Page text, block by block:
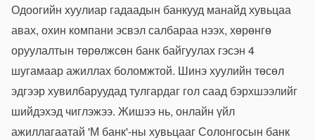
Одоогийн хуулиар гадаадын банкууд манайд хувьцаа
авах, охин компани эсвэл салбараа нээх, хөрөнгө
оруулалтын төрөлжсөн банк байгуулах гэсэн 4
шугамаар ажиллах боломжтой. Шинэ хуулийн төсөл
эдгээр хувилбаруудад тулгардаг гол саад бэрхшээлийг
шийдэхэд чиглэжээ. Жишээ нь, онлайн үйл
ажиллагаатай 'М банк'-ны хувьцааг Солонгосын банк